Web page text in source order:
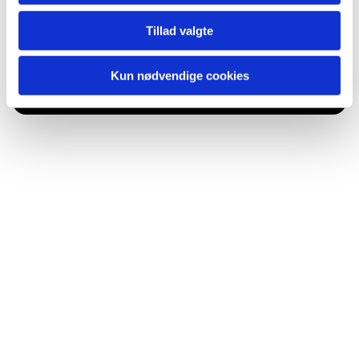
Tillad valgte
Kun nødvendige cookies
Du vil måske også kunne lide...